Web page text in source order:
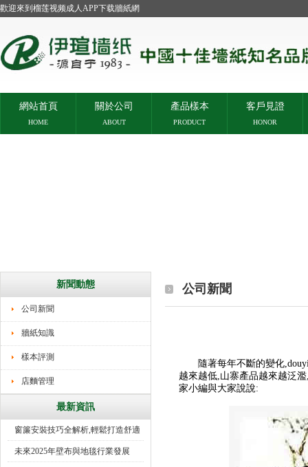
歡迎來到榴莲视频成人APP下载牆紙網
網站首頁
HOME
關於公司
ABOUT
產品樣本
PRODUCT
客戶見證
HONOR
新聞動態
公司新聞
牆紙知識
樣本評測
店麵管理
最新資訊
窗簾安裝技巧全解析,輕鬆打造舒適
未來2025年壁布與地毯行業發展
公司新聞
隨著每年不斷的變化
越來越低,山寨產品越來越泛
家小編與大家說說: